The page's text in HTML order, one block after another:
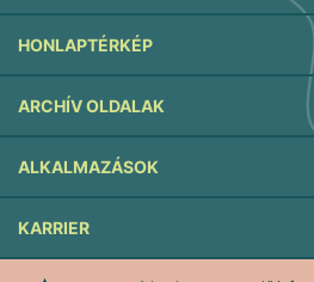
HONLAPTÉRKÉP
ARCHÍV OLDALAK
ALKALMAZÁSOK
KARRIER